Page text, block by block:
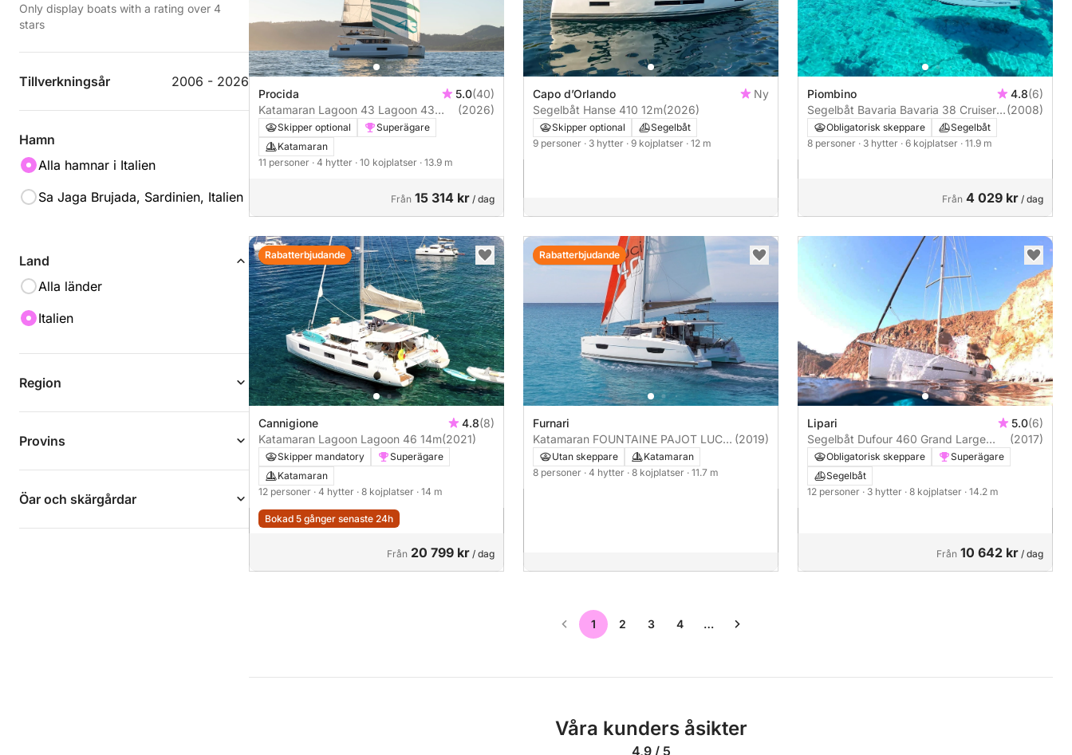
Only display boats with a rating over 4
stars
Tillverkningsår 2006 - 2026
Hamn
Alla hamnar i Italien
Sa Jaga Brujada, Sardinien, Italien
Land
Alla länder
Italien
Region
Provins
Öar och skärgårdar
Procida 5.0(40)
Katamaran Lagoon 43 Lagoon 43
14m
(2026)
Skipper optional
Superägare
Katamaran
11 personer · 4 hytter · 10 kojplatser · 13.9 m
Från 15 314 kr / dag
Capo d’Orlando
Ny
Segelbåt Hanse 410 12m(2026)
Skipper optional
Segelbåt
9 personer · 3 hytter · 9 kojplatser · 12 m
Piombino 4.8(6)
Segelbåt Bavaria Bavaria 38 Cruiser
12m
(2008)
Obligatorisk skeppare
Segelbåt
8 personer · 3 hytter · 6 kojplatser · 11.9 m
Från 4 029 kr / dag
Cannigione 4.8(8)
Katamaran Lagoon Lagoon 46 14m(2021)
Skipper mandatory
Superägare
Katamaran
12 personer · 4 hytter · 8 kojplatser · 14 m
Bokad 5 gånger senaste 24h
Från 20 799 kr / dag
Rabatterbjudande
Furnari
Katamaran FOUNTAINE PAJOT LUCIA
40 12m
(2019)
Utan skeppare
Katamaran
8 personer · 4 hytter · 8 kojplatser · 11.7 m
Rabatterbjudande
Lipari 5.0(6)
Segelbåt Dufour 460 Grand Large
14m
(2017)
Obligatorisk skeppare
Superägare
Segelbåt
12 personer · 3 hytter · 8 kojplatser · 14.2 m
Från 10 642 kr / dag
1 2 3 4 …
Våra kunders åsikter
4,9 / 5